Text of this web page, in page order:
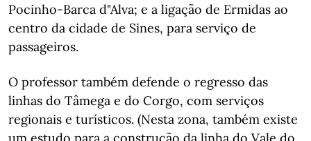
Pocinho-Barca d"Alva; e a ligação de Ermidas ao
centro da cidade de Sines, para serviço de
passageiros.
O professor também defende o regresso das
linhas do Tâmega e do Corgo, com serviços
regionais e turísticos. (Nesta zona, também existe